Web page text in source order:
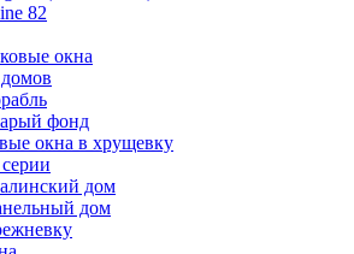
82
окна
фонд
окна в хрущевку
дом
дом